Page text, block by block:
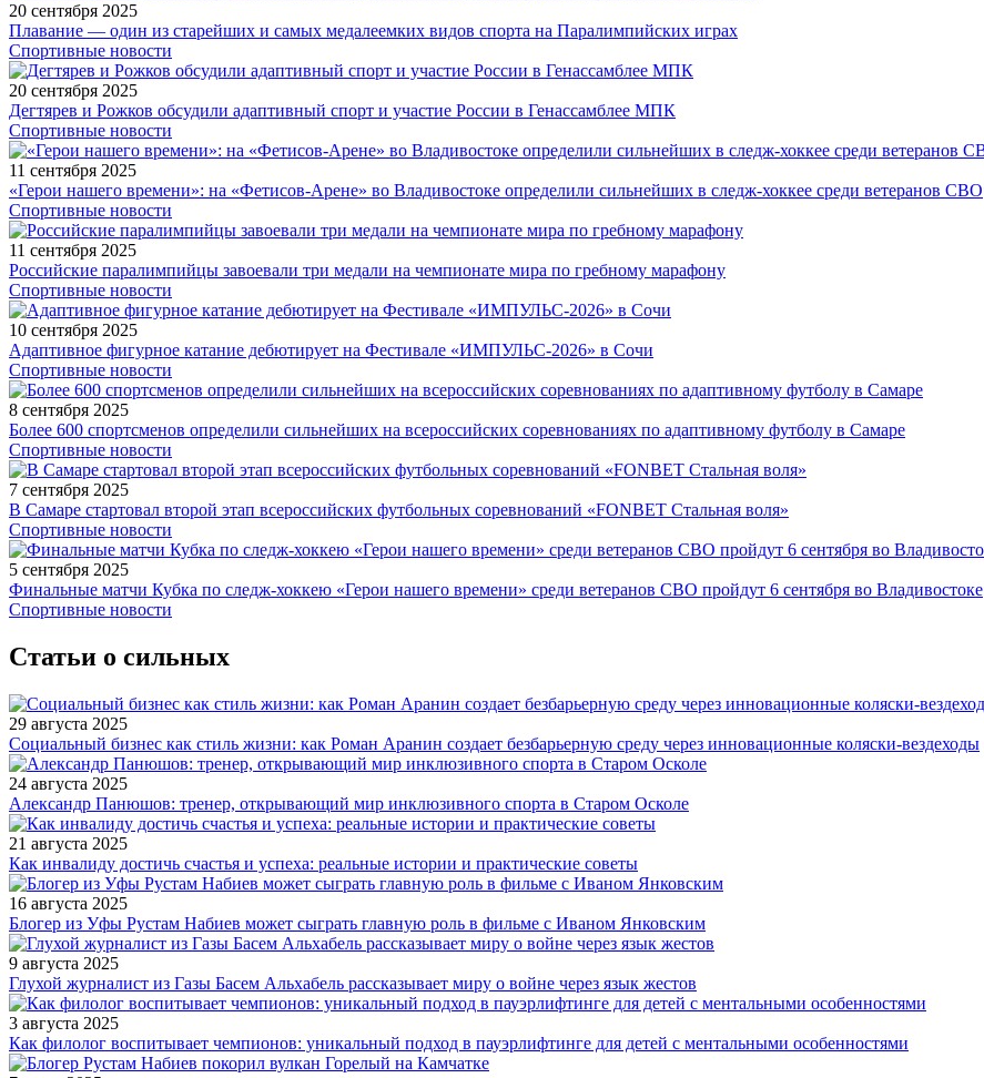
20 сентября 2025
Плавание — один из старейших и самых медалеемких видов спорта на Паралимпийских играх
Спортивные новости
20 сентября 2025
Дегтярев и Рожков обсудили адаптивный спорт и участие России в Генассамблее МПК
Спортивные новости
11 сентября 2025
«Герои нашего времени»: на «Фетисов-Арене» во Владивостоке определили сильнейших в следж-хоккее среди ветеранов СВО
Спортивные новости
11 сентября 2025
Российские паралимпийцы завоевали три медали на чемпионате мира по гребному марафону
Спортивные новости
10 сентября 2025
Адаптивное фигурное катание дебютирует на Фестивале «ИМПУЛЬС-2026» в Сочи
Спортивные новости
8 сентября 2025
Более 600 спортсменов определили сильнейших на всероссийских соревнованиях по адаптивному футболу в Самаре
Спортивные новости
7 сентября 2025
В Самаре стартовал второй этап всероссийских футбольных соревнований «FONBET Стальная воля»
Спортивные новости
5 сентября 2025
Финальные матчи Кубка по следж-хоккею «Герои нашего времени» среди ветеранов СВО пройдут 6 сентября во Владивостоке
Спортивные новости
Статьи о сильных
29 августа 2025
Социальный бизнес как стиль жизни: как Роман Аранин создает безбарьерную среду через инновационные коляски-вездеходы
24 августа 2025
Александр Панюшов: тренер, открывающий мир инклюзивного спорта в Старом Осколе
21 августа 2025
Как инвалиду достичь счастья и успеха: реальные истории и практические советы
16 августа 2025
Блогер из Уфы Рустам Набиев может сыграть главную роль в фильме с Иваном Янковским
9 августа 2025
Глухой журналист из Газы Басем Альхабель рассказывает миру о войне через язык жестов
3 августа 2025
Как филолог воспитывает чемпионов: уникальный подход в пауэрлифтинге для детей с ментальными особенностями